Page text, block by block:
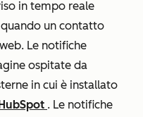
in tempo reale
un contatto
Le notifiche
ospitate da
in cui è installato
. Le notifiche